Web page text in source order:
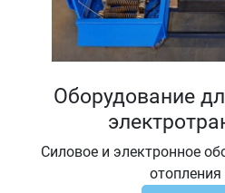
Оборудование
Силовое и электронное
отопления